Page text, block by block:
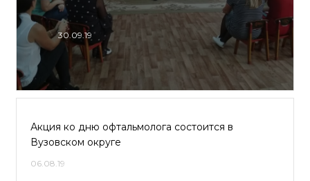
30.09.19
Акция ко дню офтальмолога состоится в
Вузовском округе
06.08.19